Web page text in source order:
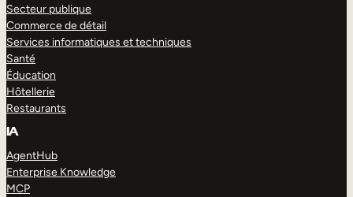
Secteur publique
Commerce de détail
Services informatiques et techniques
Santé
Éducation
Hôtellerie
Restaurants
IA
AgentHub
Enterprise Knowledge
MCP